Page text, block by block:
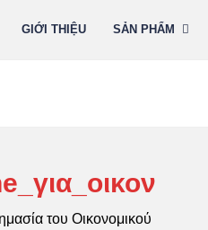
GIỚI THIỆU SẢN PHẨM
του Οικονομικού